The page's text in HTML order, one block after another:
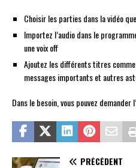
Choisir les parties dans la vidéo
Importez l’audio dans le
une voix off
Ajoutez les différents titres
messages importants et autres
Dans le besoin, vous pouvez demander
PRÉCÉDENT